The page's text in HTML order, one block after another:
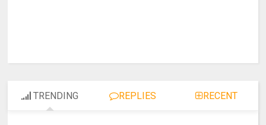
TRENDING REPLIES RECENT